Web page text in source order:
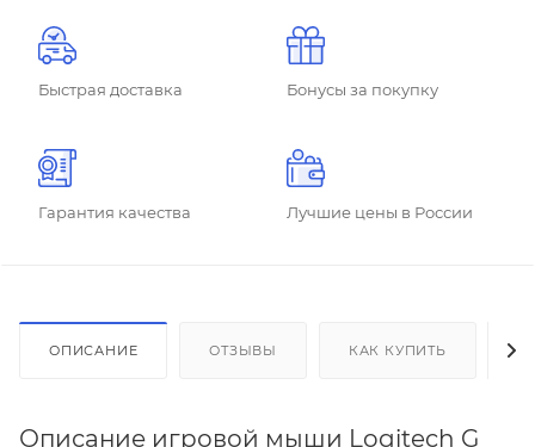
Быстрая доставка Бонусы за покупку
Гарантия качества Лучшие цены в России
ОПИСАНИЕ ОТЗЫВЫ КАК КУПИТЬ
Описание игровой мыши Logitech G